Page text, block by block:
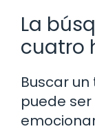
La
cuatro
Buscar
puede